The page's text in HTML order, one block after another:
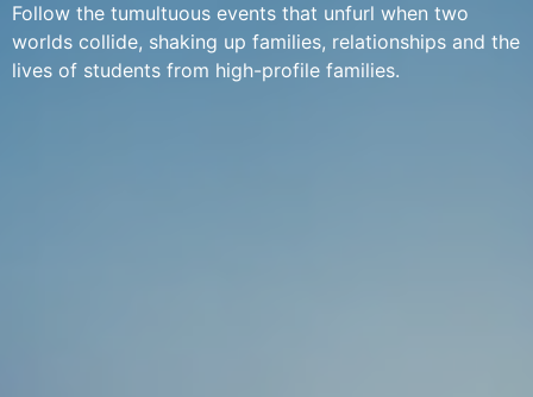
Follow the tumultuous events that unfurl when two
worlds collide, shaking up families, relationships and the
lives of students from high-profile families.